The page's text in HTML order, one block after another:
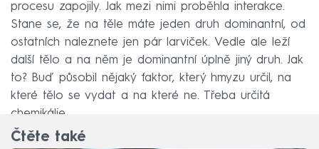
procesu zapojily. Jak mezi nimi proběhla interakce.
Stane se, že na těle máte jeden druh dominantní, od
ostatních naleznete jen pár larviček. Vedle ale leží
další tělo a na něm je dominantní úplně jiný druh. Jak
to? Buď působil nějaký faktor, který hmyzu určil, na
které tělo se vydat a na které ne. Třeba určitá
chemikálie.
Čtěte také